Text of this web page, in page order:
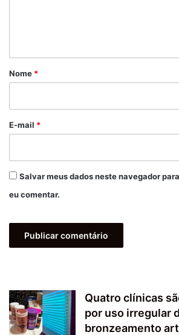
r
*
Nome *
E-mail *
Salvar meus dados neste navegador
eu comentar.
Quatro clínicas
por uso irregular
bronzeamento